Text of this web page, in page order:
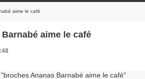
aime le café
aime le café